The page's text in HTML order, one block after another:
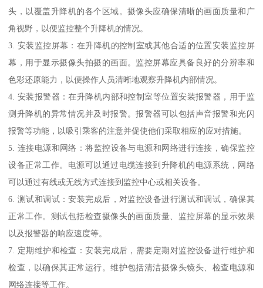
头，以覆盖升降机的各个区域。摄像头应确保清晰的画面质量和广
角视野，以便监控整个升降机的情况。
3. 安装监控屏幕：在升降机的控制室或其他合适的位置安装监控屏
幕，用于显示摄像头拍摄的画面。监控屏幕应具备良好的分辨率和
色彩还原能力，以便操作人员清晰地观察升降机内部情况。
4. 安装报警器：在升降机内部和控制室等位置安装报警器，用于监
测升降机的异常情况并及时报警。报警器可以包括声音报警和光闪
报警等功能，以吸引乘客的注意并促使他们采取相应的应对措施。
5. 连接电源和网络：将监控设备与电源和网络进行连接，确保监控
设备正常工作。电源可以通过电缆连接到升降机的电源系统，网络
可以通过有线或无线方式连接到监控中心或相关设备。
6. 测试和调试：安装完成后，对监控设备进行测试和调试，确保其
正常工作。测试包括检查摄像头的画面质量、监控屏幕的显示效果
以及报警器的响应速度等。
7. 定期维护和检查：安装完成后，需要定期对监控设备进行维护和
检查，以确保其正常运行。维护包括清洁摄像头镜头、检查电源和
网络连接等工作。